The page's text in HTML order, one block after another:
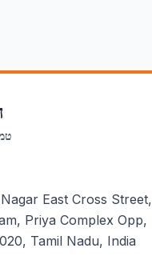
East Cross Street,
Priya Complex Opp,
Tamil Nadu, India